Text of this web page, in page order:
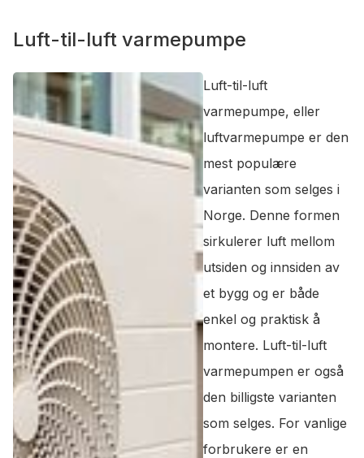
Luft-til-luft varmepumpe
Luft-til-luft
varmepumpe, eller
luftvarmepumpe er den
mest populære
varianten som selges i
Norge. Denne formen
sirkulerer luft mellom
utsiden og innsiden av
et bygg og er både
enkel og praktisk å
montere. Luft-til-luft
varmepumpen er også
den billigste varianten
som selges. For vanlige
forbrukere er en